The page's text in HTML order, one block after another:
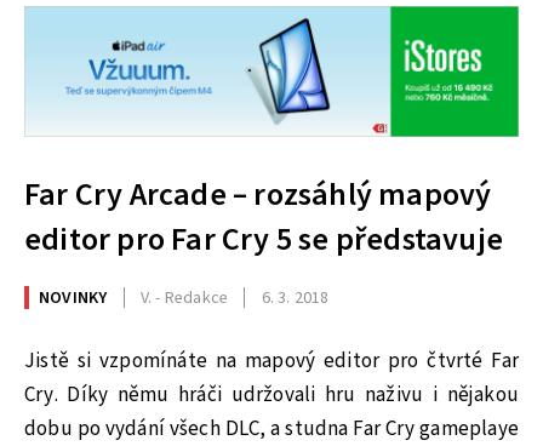
Far Cry Arcade – rozsáhlý mapový
editor pro Far Cry 5 se představuje
NOVINKY V. - Redakce 6. 3. 2018
Jistě si vzpomínáte na mapový editor pro čtvrté Far
Cry. Díky němu hráči udržovali hru naživu i nějakou
dobu po vydání všech DLC, a studna Far Cry gameplaye